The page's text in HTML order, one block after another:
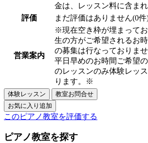
金は、レッスン料に含まれ
評価
まだ評価はありません(0件
営業案内
※現在空き枠が埋まって
生の方がご希望されるお
の募集は行なっておりませ
平日早めのお時間ご希望
のレッスンのみ体験レッ
ります。※
このピアノ教室を評価する
ピアノ教室を探す